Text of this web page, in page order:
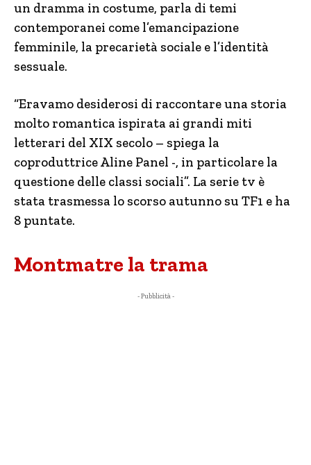
un dramma in costume, parla di temi
contemporanei come l’emancipazione
femminile, la precarietà sociale e l’identità
sessuale.
“Eravamo desiderosi di raccontare una storia
molto romantica ispirata ai grandi miti
letterari del XIX secolo – spiega la
coproduttrice Aline Panel -, in particolare la
questione delle classi sociali”. La serie tv è
stata trasmessa lo scorso autunno su TF1 e ha
8 puntate.
Montmatre la trama
- Pubblicità -